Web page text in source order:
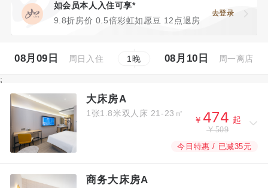
如会员本人入住可享*
9.8折房价 0.5倍彩虹如愿豆 12点退房
去登录
08月09日 周日入住 1晚 08月10日 周一离店
;
大床房A
1张1.8米双人床 21-23㎡
￥   起
￥509
今日特惠 / 已减35元
商务大床房A